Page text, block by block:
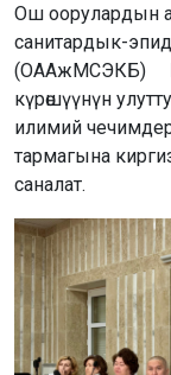
Ош оорулардын
санитардык-
(ОААжМСЭКБ) ⠀
күрөшүүнүн
илимий
тармагына
саналат.